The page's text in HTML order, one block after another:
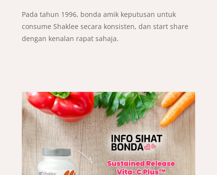
Pada tahun 1996, bonda amik keputusan untuk
consume Shaklee secara konsisten, dan start share
dengan kenalan rapat sahaja.